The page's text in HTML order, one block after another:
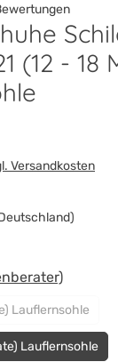
von 4.7
(12 - 18
Versandkosten
Lauflernsohle
Option ist zurzeit
Lauflernsohle